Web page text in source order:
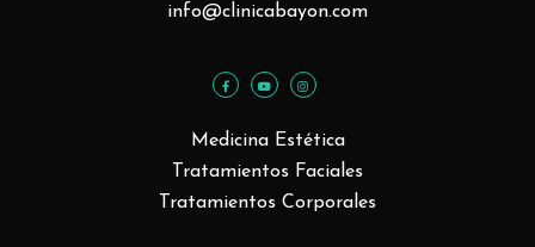
info@clinicabayon.com
Medicina Estética
Tratamientos Faciales
Tratamientos Corporales